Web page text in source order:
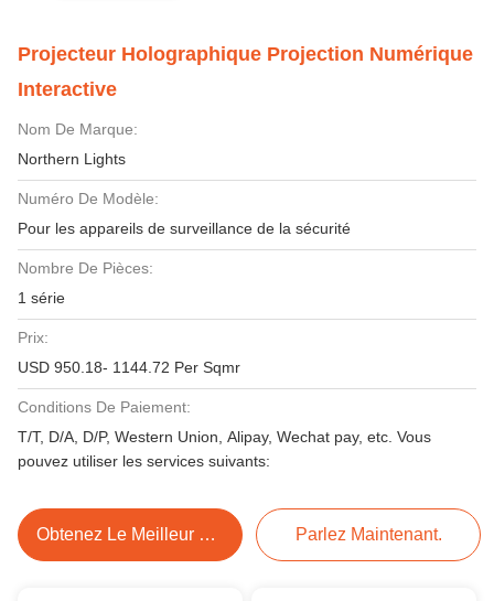
Projecteur Holographique Projection Numérique
Interactive
Nom De Marque:
Northern Lights
Numéro De Modèle:
Pour les appareils de surveillance de la sécurité
Nombre De Pièces:
1 série
Prix:
USD 950.18- 1144.72 Per Sqmr
Conditions De Paiement:
T/T, D/A, D/P, Western Union, Alipay, Wechat pay, etc. Vous
pouvez utiliser les services suivants:
Obtenez Le Meilleur Prix Parlez Maintenant.